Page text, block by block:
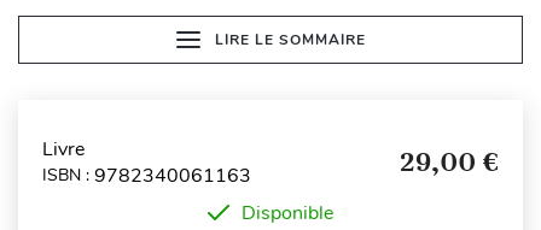
LIRE LE SOMMAIRE
Livre
ISBN : 9782340061163 29,00 €
Disponible